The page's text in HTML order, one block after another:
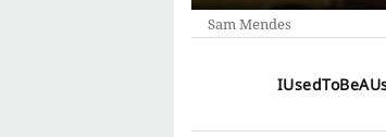
Sam Mendes